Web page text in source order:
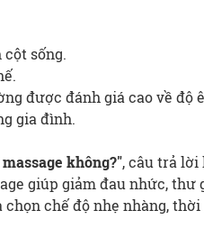
sống.
được đánh giá cao về độ
gia đình.
không?", câu trả lời
giúp giảm đau nhức,
chế độ nhẹ nhàng,